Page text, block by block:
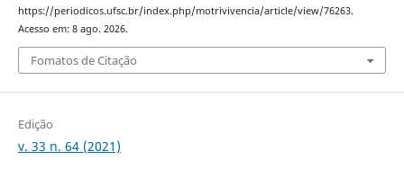
https://periodicos.ufsc.br/index.php/motrivivencia/article/view/76263.
Acesso em: 8 ago. 2026.
Fomatos de Citação
Edição
v. 33 n. 64 (2021)